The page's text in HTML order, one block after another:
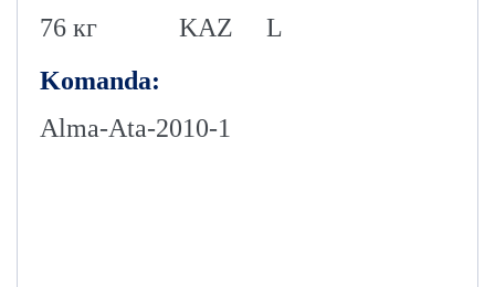
76 кг
KAZ
L
Komanda:
Alma-Аta-2010-1